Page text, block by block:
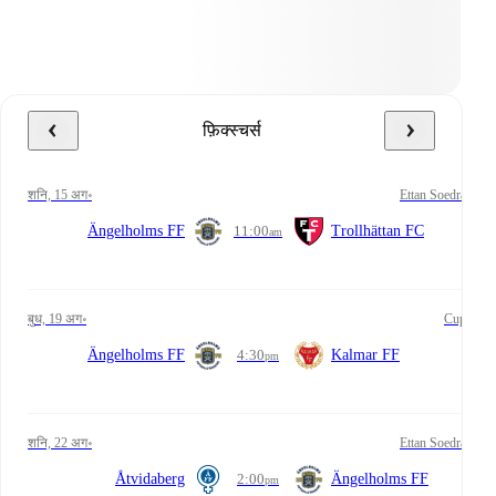
फ़िक्स्चर्स
शनि, 15 अग॰ Ettan Soedra
Ängelholms FF 11:00am Trollhättan FC
बुध, 19 अग॰ Cup
Ängelholms FF 4:30pm Kalmar FF
शनि, 22 अग॰ Ettan Soedra
Åtvidaberg 2:00pm Ängelholms FF